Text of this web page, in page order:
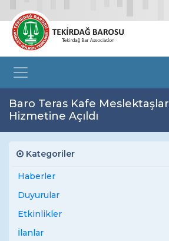
Baro Teras Kafe
Hizmetine Açıldı
Kategoriler
Haberler
Duyurular
Etkinlikler
İlanlar